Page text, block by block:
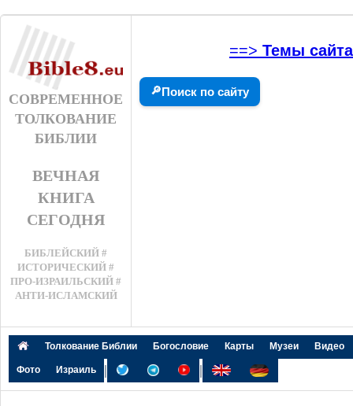
СОВРЕМЕННОЕ
ТОЛКОВАНИЕ
БИБЛИИ
ВЕЧНАЯ
КНИГА
СЕГОДНЯ
БИБЛЕЙСКИЙ #
ИСТОРИЧЕСКИЙ #
ПРО-ИЗРАИЛЬСКИЙ #
АНТИ-ИСЛАМСКИЙ
==> Темы сайта
🔎Поиск по сайту
Толкование Библии Богословие Карты Музеи Видео
Фото Израиль | |